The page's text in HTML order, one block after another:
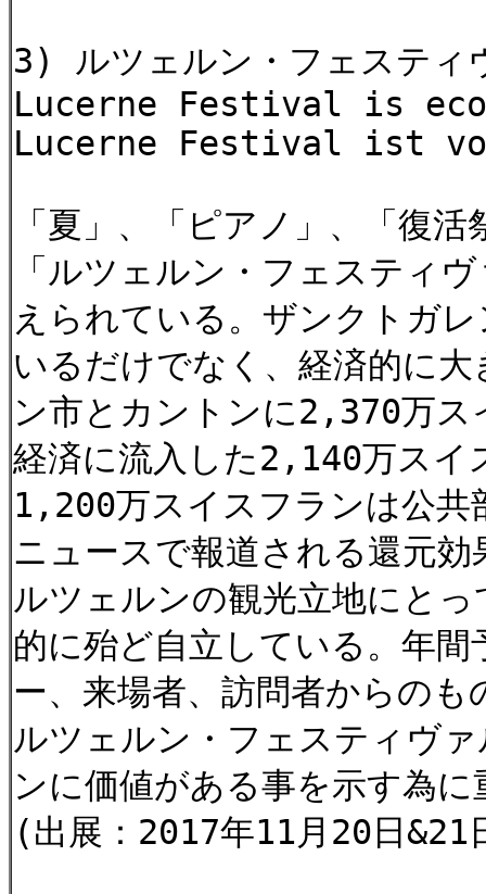
3) ルツェルン・フェステ
Lucerne Festival is
Lucerne Festival ist
「夏」、「ピアノ」、「復
「ルツェルン・フェスティ
えられている。ザンクトガ
いるだけでなく、経済的に
ン市とカントンに2,370万ス
経済に流入した2,140万スイ
1,200万スイスフランは公共
ニュースで報道される還元
ルツェルンの観光立地にと
的に殆ど自立している。年
ー、来場者、訪問者からの
ルツェルン・フェスティヴ
ンに価値がある事を示す為に
(出展：2017年11月20日